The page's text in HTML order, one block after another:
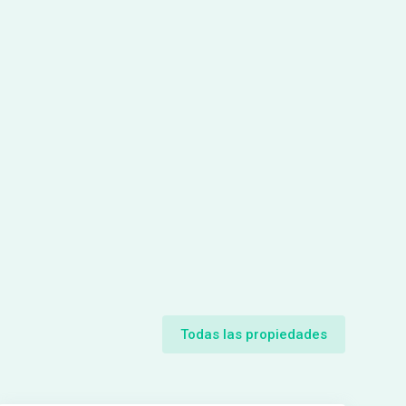
Todas las propiedades